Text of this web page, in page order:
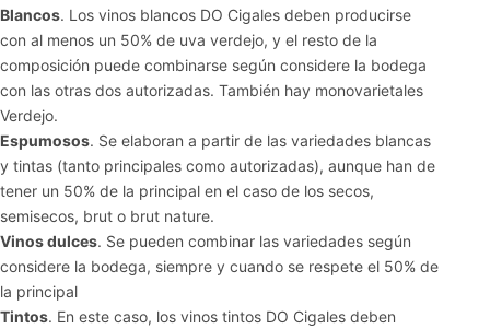
Blancos. Los vinos blancos DO Cigales deben producirse
con al menos un 50% de uva verdejo, y el resto de la
composición puede combinarse según considere la bodega
con las otras dos autorizadas. También hay monovarietales
Verdejo.
Espumosos. Se elaboran a partir de las variedades blancas
y tintas (tanto principales como autorizadas), aunque han de
tener un 50% de la principal en el caso de los secos,
semisecos, brut o brut nature.
Vinos dulces. Se pueden combinar las variedades según
considere la bodega, siempre y cuando se respete el 50% de
la principal
Tintos. En este caso, los vinos tintos DO Cigales deben